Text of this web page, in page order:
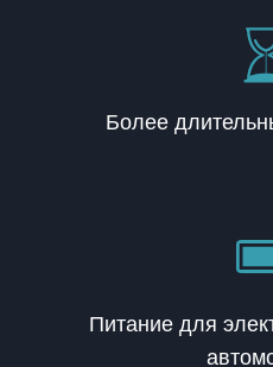
Более
Питание для